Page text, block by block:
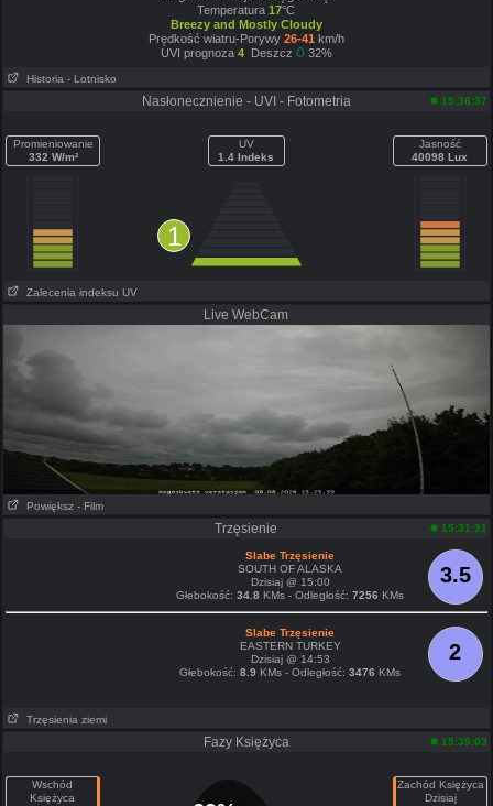
Temperatura17°C
Breezy and Mostly Cloudy
Prędkość wiatru-Porywy 26-41 km/h
UVI prognoza 4Deszcz 32%
Historia - Lotnisko
Nasłonecznienie - UVI - Fotometria 15:38:37
Promieniowanie
332 W/m²
UV
1.4 Indeks
1
Jasność
40098 Lux
Zalecenia indeksu UV
Live WebCam
Powiększ - Film
Trzęsienie 15:31:31
3.5
Slabe Trzęsienie
SOUTH OF ALASKA
Dzisiaj @ 15:00
Głebokość:34.8 KMs - Odległość:7256 KMs
2
Slabe Trzęsienie
EASTERN TURKEY
Dzisiaj @ 14:53
Głebokość:8.9 KMs - Odległość:3476 KMs
Trzęsienia ziemi
Fazy Księżyca 15:39:03
Wschód
Księżyca
Zachód Księżyca
Dzisiaj